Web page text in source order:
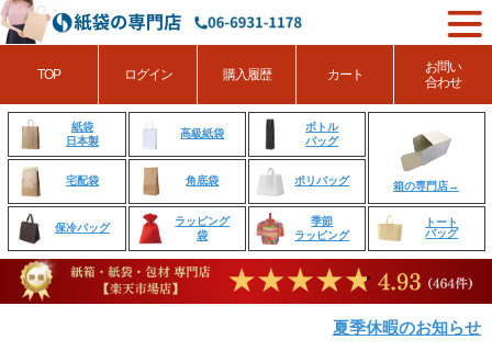
紙袋
日本製
高級紙袋
ボトル
バッグ
箱の専門店→
宅配袋 角底袋 ポリバッグ
保冷バッグ
ラッピング
袋
季節
ラッピング
トート
バッグ
夏季休暇のお知らせ
TOP ログイン 購入履歴 カート
お問い
合わせ